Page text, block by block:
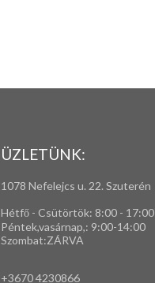
ÜZLETÜNK:
1078 Nefelejcs u. 22. Szuterén
Hétfő - Csütörtök: 8:00 - 17:00
Péntek,vasárnap,: 9:00-14:00
Szombat:ZÁRVA
+3670 4230866